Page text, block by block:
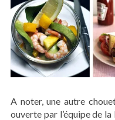
A noter, une autre
ouverte par l’équipe de